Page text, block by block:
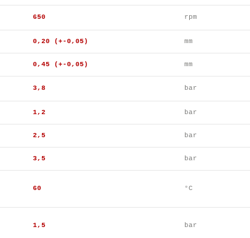
650 rpm
0,20 (+-0,05) mm
0,45 (+-0,05) mm
3,8 bar
1,2 bar
2,5 bar
3,5 bar
60 °C
1,5 bar